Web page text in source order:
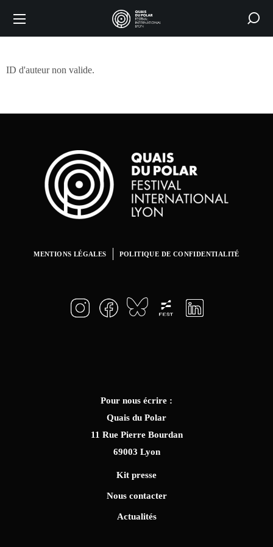
ID d'auteur non valide.
Pour nous écrire :
Quais du Polar
11 Rue Pierre Bourdan
69003 Lyon
MENTIONS LÉGALES POLITIQUE DE CONFIDENTIALITÉ
Kit presse
Nous contacter
Actualités